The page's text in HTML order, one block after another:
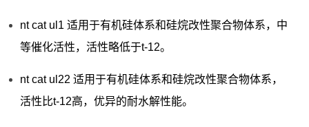
nt cat ul1 适用于有机硅体系和硅烷改性聚合物体系，中
等催化活性，活性略低于t-12。
nt cat ul22 适用于有机硅体系和硅烷改性聚合物体系，
活性比t-12高，优异的耐水解性能。